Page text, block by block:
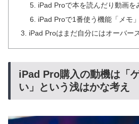
iPad Proで本を読んだり動画を
iPad Proで1番使う機能「メモ」
iPad Proはまだ自分にはオーバー
iPad Pro購入の動機は「
い」という浅はかな考え